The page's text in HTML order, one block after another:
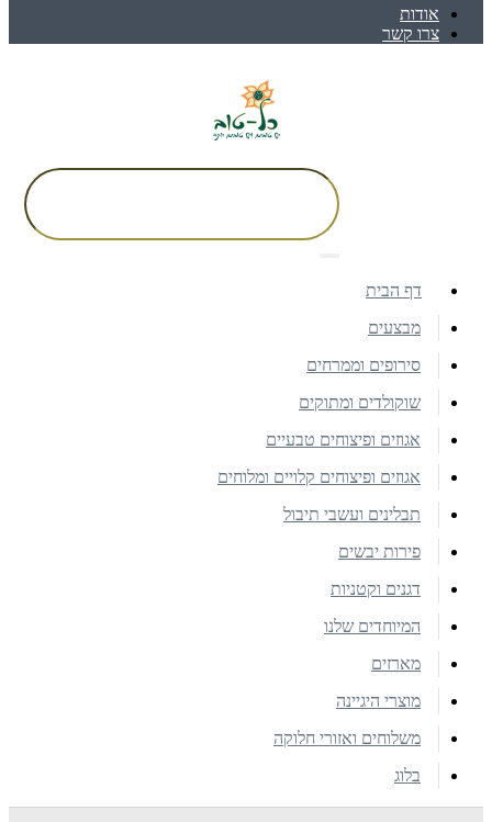
אודות
צרו קשר
דף הבית
מבצעים
סירופים וממרחים
שוקולדים ומתוקים
אגוזים ופיצוחים טבעיים
אגוזים ופיצוחים קלויים ומלוחים
תבלינים ועשבי תיבול
פירות יבשים
דגנים וקטניות
המיוחדים שלנו
מארזים
מוצרי היגיינה
משלוחים ואזורי חלוקה
בלוג